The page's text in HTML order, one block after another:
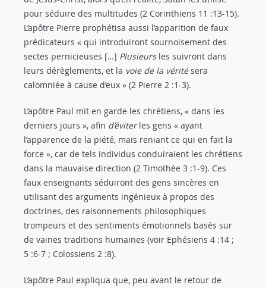
pour séduire des multitudes (2 Corinthiens 11 :13-15).
L’apôtre Pierre prophétisa aussi l’apparition de faux
prédicateurs « qui introduiront sournoisement des
sectes pernicieuses […] Plusieursles suivront dans
leurs dérèglements, et la voie de la véritésera
calomniée à cause d’eux » (2 Pierre 2 :1-3).
L’apôtre Paul mit en garde les chrétiens, « dans les
derniers jours », afin d’éviterles gens « ayant
l’apparence de la piété, mais reniant ce qui en fait la
force », car de tels individus conduiraient les chrétiens
dans la mauvaise direction (2 Timothée 3 :1-9). Ces
faux enseignants séduiront des gens sincères en
utilisant des arguments ingénieux à propos des
doctrines, des raisonnements philosophiques
trompeurs et des sentiments émotionnels basés sur
de vaines traditions humaines (voir Ephésiens 4 :14 ;
5 :6-7 ; Colossiens 2 :8).
L’apôtre Paul expliqua que, peu avant le retour de